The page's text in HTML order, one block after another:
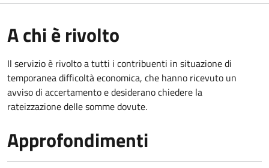
A chi è rivolto
Il servizio è rivolto a tutti i contribuenti in situazione di
temporanea difficoltà economica, che hanno ricevuto un
avviso di accertamento e desiderano chiedere la
rateizzazione delle somme dovute.
Approfondimenti